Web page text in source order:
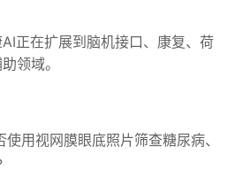
正在扩展到脑机接口、康复、荷
领域。
用视网膜眼底照片筛查糖尿病、